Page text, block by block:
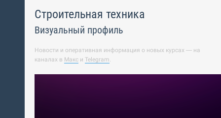
Строительная техника
Визуальный профиль
Новости и оперативная информация о новых курсах — на
каналах в Макс и Telegram.